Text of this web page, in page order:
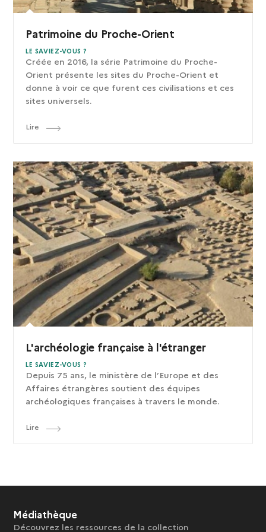
Patrimoine du Proche-Orient
LE SAVIEZ-VOUS ?
Créée en 2016, la série Patrimoine du Proche-
Orient présente les sites du Proche-Orient et
donne à voir ce que furent ces civilisations et ces
sites universels.
Lire
L'archéologie française à l'étranger
LE SAVIEZ-VOUS ?
Depuis 75 ans, le ministère de l’Europe et des
Affaires étrangères soutient des équipes
archéologiques françaises à travers le monde.
Lire
Médiathèque
Découvrez les ressources de la collection